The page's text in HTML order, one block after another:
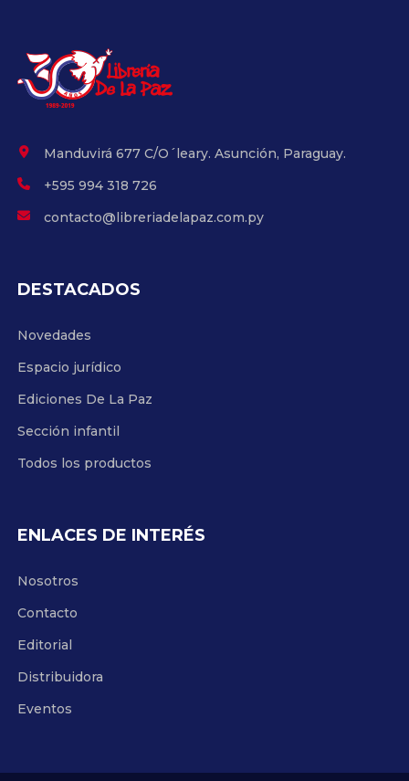
Manduvirá 677 C/O´leary. Asunción, Paraguay.
+595 994 318 726
contacto@libreriadelapaz.com.py
DESTACADOS
Novedades
Espacio jurídico
Ediciones De La Paz
Sección infantil
Todos los productos
ENLACES DE INTERÉS
Nosotros
Contacto
Editorial
Distribuidora
Eventos